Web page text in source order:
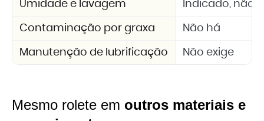
Umidade e lavagem Indicado, não
Contaminação por graxa Não há
Manutenção de lubrificação Não exige
Mesmo rolete em outros materiais e